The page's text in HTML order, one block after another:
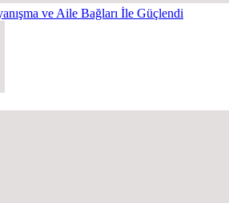
ve Aile Bağları İle Güçlendi